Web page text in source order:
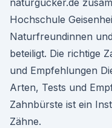
naturgucker.de
Hochschule
Naturfreundinnen
beteiligt. Die richtige
und Empfehlungen
Arten, Tests und
Zahnbürste ist ein
Zähne.